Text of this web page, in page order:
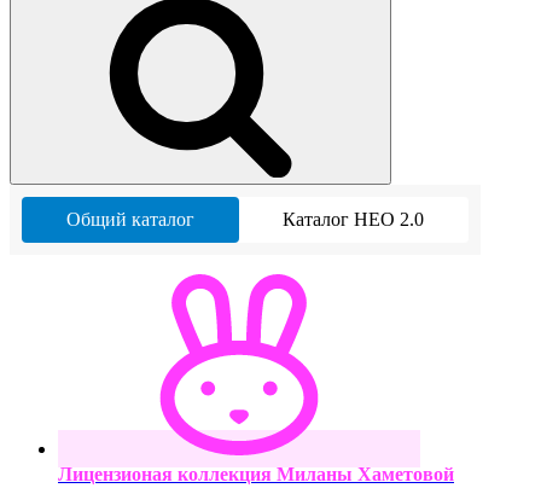
Общий каталог Каталог НЕО 2.0
Лицензионая коллекция Миланы Хаметовой